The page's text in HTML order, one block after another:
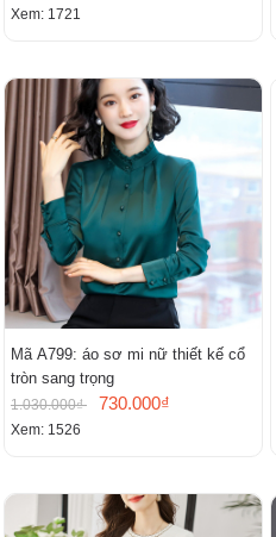
Xem: 1721
Mã A799: áo sơ mi nữ thiết kế cổ
tròn sang trọng
1.030.000₫ 730.000₫
Xem: 1526